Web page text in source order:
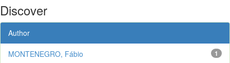
Discover
Author
1
MONTENEGRO, Fábio